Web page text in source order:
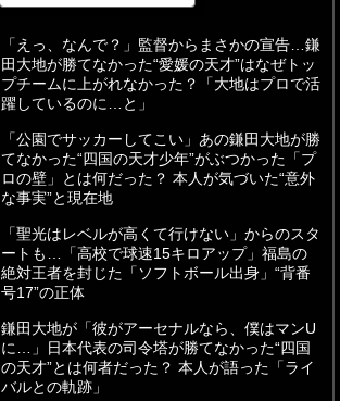
「えっ、なんで？」監督からまさかの宣告…鎌
田大地が勝てなかった“愛媛の天才”はなぜトッ
プチームに上がれなかった？「大地はプロで活
躍しているのに…と」
「公園でサッカーしてこい」あの鎌田大地が勝
てなかった“四国の天才少年”がぶつかった「プ
ロの壁」とは何だった？ 本人が気づいた“意外
な事実”と現在地
「聖光はレベルが高くて行けない」からのスタ
ートも…「高校で球速15キロアップ」福島の
絶対王者を封じた「ソフトボール出身」“背番
号17”の正体
鎌田大地が「彼がアーセナルなら、僕はマンU
に…」日本代表の司令塔が勝てなかった“四国
の天才”とは何者だった？ 本人が語った「ライ
バルとの軌跡」